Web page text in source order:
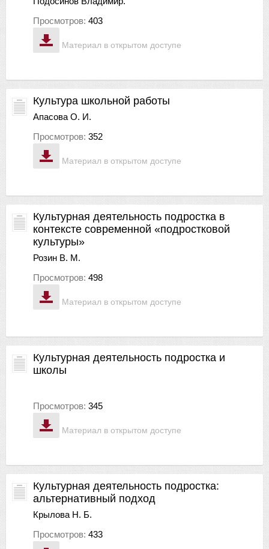
Материал в открытом доступе
Просмотров: 403
Материал в открытом доступе
Культура школьной работы
Апасова О. И.
Просмотров: 352
Материал в открытом доступе
Культурная деятельность подростка в
контексте современной «подростковой
культуры»
Розин В. М.
Просмотров: 498
Материал в открытом доступе
Культурная деятельность подростка и
школы
Просмотров: 345
Культурная деятельность подростка:
альтернативный подход
Крылова Н. Б.
Просмотров: 433